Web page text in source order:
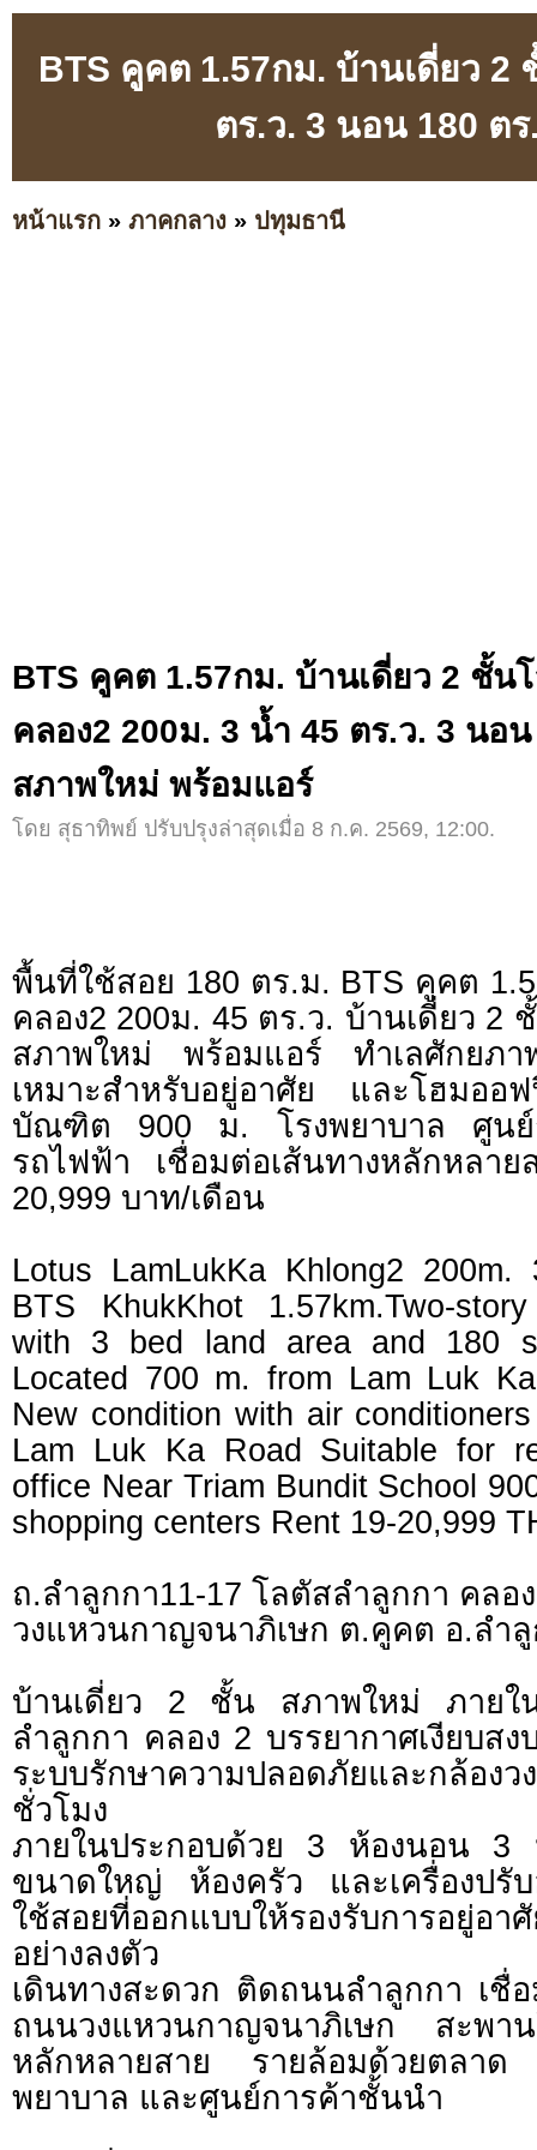
BTS คูคต 1.57กม. บ้านเดี่ยว 2
ตร.ว. 3 นอน 180 ต
หน้าแรก » ภาคกลาง » ปทุมธานี
BTS คูคต 1.57กม. บ้านเดี่ยว 2 ชั้น
คลอง2 200ม. 3 น้ำ 45 ตร.ว. 3 นอ
สภาพใหม่ พร้อมแอร์
โดย สุธาทิพย์ ปรับปรุงล่าสุดเมื่อ 8 ก.ค. 2569, 12:00.
พื้นที่ใช้สอย 180 ตร.ม. BTS คูคต
คลอง2 200ม. 45 ตร.ว. บ้านเดี่ยว 2
สภาพใหม่ พร้อมแอร์ ทำเลศักยภ
เหมาะสำหรับอยู่อาศัย และโฮมออ
บัณฑิต 900 ม. โรงพยาบาล ศูนย์
รถไฟฟ้า เชื่อมต่อเส้นทางหลักหลา
20,999 บาท/เดือน
Lotus LamLukKa Khlong2
BTS KhukKhot 1.57km.Two-
with 3 bed land area and 180
Located 700 m. from Lam Luk
New condition with air
Lam Luk Ka Road Suitable for
office Near Triam Bundit School
shopping centers Rent 19-20,999
ถ.ลำลูกกา11-17 โลตัสลำลูกกา คลอ
วงแหวนกาญจนาภิเษก ต.คูคต อ.ลำ
บ้านเดี่ยว 2 ชั้น สภาพใหม่ ภายใ
ลำลูกกา คลอง 2 บรรยากาศเงียบส
ระบบรักษาความปลอดภัยและกล้อ
ชั่วโมง
ภายในประกอบด้วย 3 ห้องนอน 3
ขนาดใหญ่ ห้องครัว และเครื่องปรั
ใช้สอยที่ออกแบบให้รองรับการอยู่อา
อย่างลงตัว
เดินทางสะดวก ติดถนนลำลูกกา เชื่
ถนนวงแหวนกาญจนาภิเษก สะพา
หลักหลายสาย รายล้อมด้วยตลา
พยาบาล และศูนย์การค้าชั้นนำ